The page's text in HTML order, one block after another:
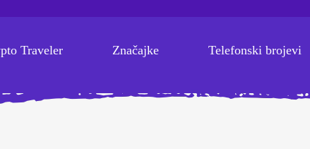
Traveler Značajke Telefonski brojevi